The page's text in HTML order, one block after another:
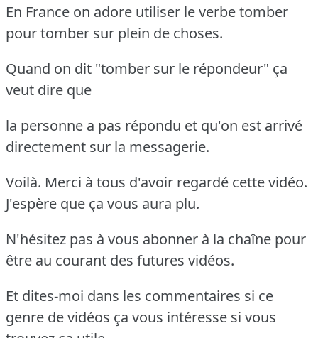
En France on adore utiliser le verbe tomber
pour tomber sur plein de choses.
Quand on dit "tomber sur le répondeur" ça
veut dire que
la personne a pas répondu et qu'on est arrivé
directement sur la messagerie.
Voilà. Merci à tous d'avoir regardé cette vidéo.
J'espère que ça vous aura plu.
N'hésitez pas à vous abonner à la chaîne pour
être au courant des futures vidéos.
Et dites-moi dans les commentaires si ce
genre de vidéos ça vous intéresse si vous